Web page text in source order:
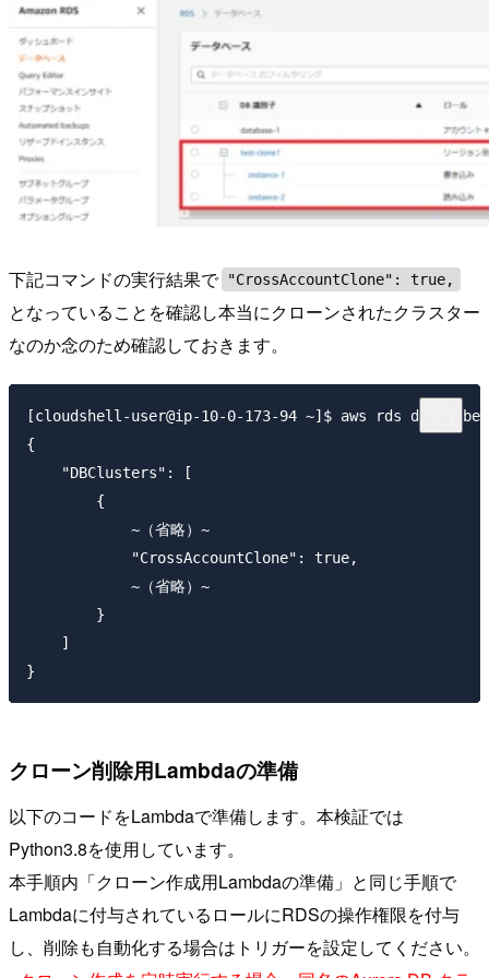
下記コマンドの実行結果で "CrossAccountClone": true,
となっていることを確認し本当にクローンされたクラスター
なのか念のため確認しておきます。
[cloudshell-user@ip-10-0-173-94 ~]$ aws rds
{
    "DBClusters": [
        {
            ~（省略）~
            "CrossAccountClone": true,
            ~（省略）~
        }
    ]
クローン削除用Lambdaの準備
以下のコードをLambdaで準備します。本検証では
Python3.8を使用しています。
本手順内「クローン作成用Lambdaの準備」と同じ手順で
Lambdaに付与されているロールにRDSの操作権限を付与
し、削除も自動化する場合はトリガーを設定してください。